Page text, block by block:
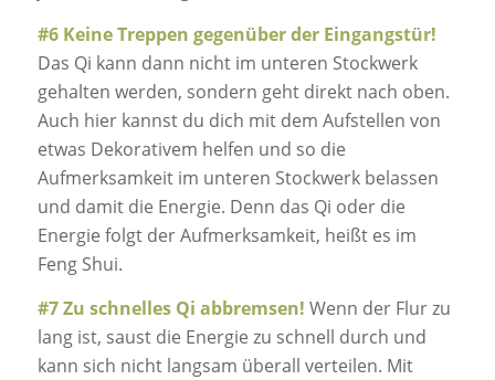
#6 Keine Treppen gegenüber der Eingangstür!
Das Qi kann dann nicht im unteren Stockwerk
gehalten werden, sondern geht direkt nach oben.
Auch hier kannst du dich mit dem Aufstellen von
etwas Dekorativem helfen und so die
Aufmerksamkeit im unteren Stockwerk belassen
und damit die Energie. Denn das Qi oder die
Energie folgt der Aufmerksamkeit, heißt es im
Feng Shui.
#7 Zu schnelles Qi abbremsen! Wenn der Flur zu
lang ist, saust die Energie zu schnell durch und
kann sich nicht langsam überall verteilen. Mit